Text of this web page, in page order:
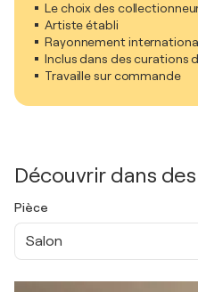
Le choix des
Artiste établi
Rayonnement
Inclus dans des curations
Travaille sur commande
Découvrir dans
Pièce
Salon